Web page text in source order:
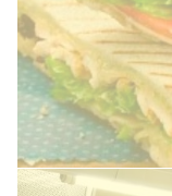
ПОДРОБНЕЕ